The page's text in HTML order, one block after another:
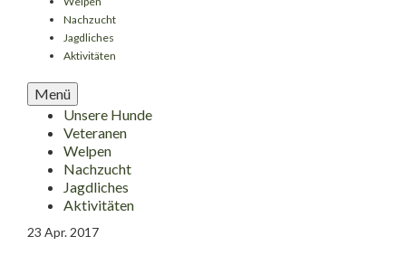
Nachzucht
Jagdliches
Aktivitäten
Menü
Unsere Hunde
Veteranen
Welpen
Nachzucht
Jagdliches
Aktivitäten
23 Apr. 2017